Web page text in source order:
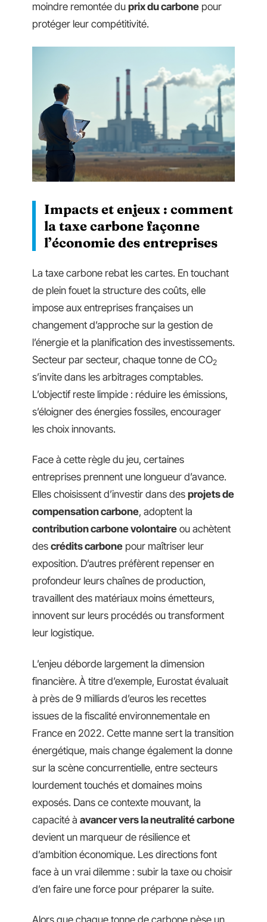
moindre remontée du prix du carbone pour
protéger leur compétitivité.
Impacts et enjeux : comment
la taxe carbone façonne
l’économie des entreprises
La taxe carbone rebat les cartes. En touchant
de plein fouet la structure des coûts, elle
impose aux entreprises françaises un
changement d’approche sur la gestion de
l’énergie et la planification des investissements.
Secteur par secteur, chaque tonne de CO2
s’invite dans les arbitrages comptables.
L’objectif reste limpide : réduire les émissions,
s’éloigner des énergies fossiles, encourager
les choix innovants.
Face à cette règle du jeu, certaines
entreprises prennent une longueur d’avance.
Elles choisissent d’investir dans des projets de
compensation carbone, adoptent la
contribution carbone volontaire ou achètent
des crédits carbone pour maîtriser leur
exposition. D’autres préfèrent repenser en
profondeur leurs chaînes de production,
travaillent des matériaux moins émetteurs,
innovent sur leurs procédés ou transforment
leur logistique.
L’enjeu déborde largement la dimension
financière. À titre d’exemple, Eurostat évaluait
à près de 9 milliards d’euros les recettes
issues de la fiscalité environnementale en
France en 2022. Cette manne sert la transition
énergétique, mais change également la donne
sur la scène concurrentielle, entre secteurs
lourdement touchés et domaines moins
exposés. Dans ce contexte mouvant, la
capacité à avancer vers la neutralité carbone
devient un marqueur de résilience et
d’ambition économique. Les directions font
face à un vrai dilemme : subir la taxe ou choisir
d’en faire une force pour préparer la suite.